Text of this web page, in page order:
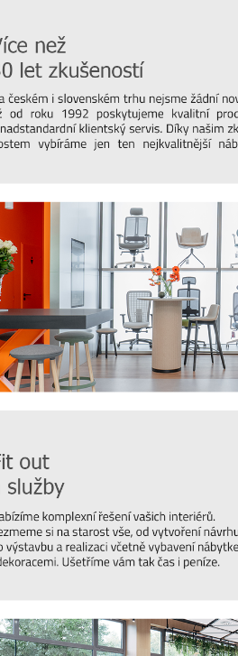
nábytku
vám nábytek sloužit co nejdéle.
připravili jsme pro vás několik
naopak vyvarovat >>péče o nábytek.